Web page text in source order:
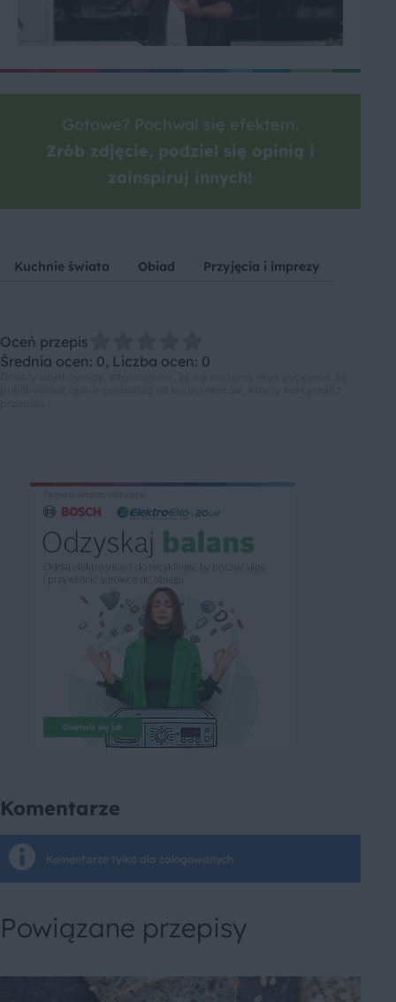
Gotowe? Pochwal się efektem.
Zrób zdjęcie, podziel się opinią i
zainspiruj innych!
Kuchnie świata Obiad Przyjęcia i imprezy
Oceń przepis
Średnia ocen: 0, Liczba ocen: 0
Komentarze
Komentarze tylko dla zalogowanych
Powiązane przepisy